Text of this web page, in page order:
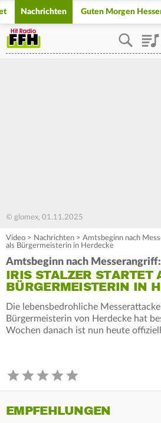
Nachrichten Guten Morgen
© glomex, 01.11.2025
Video > Nachrichten > Amtsbeginn nach
als Bürgermeisterin in Herdecke
Amtsbeginn nach Messerangriff:
IRIS STALZER STARTET
BÜRGERMEISTERIN IN
Die lebensbedrohliche
Bürgermeisterin von Herdecke hat
Wochen danach ist nun heute
EMPFEHLUNGEN